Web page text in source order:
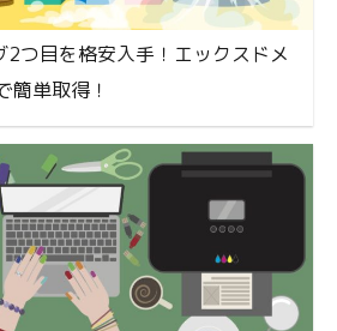
2つ目を格安入手！エックスドメ
簡単取得！